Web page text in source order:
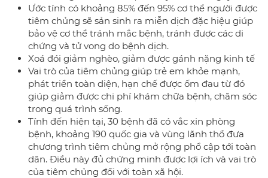
Ước tính có khoảng 85% đến 95% cơ thể người được
tiêm chủng sẽ sản sinh ra miễn dịch đặc hiệu giúp
bảo vệ cơ thể tránh mắc bệnh, tránh được các di
chứng và tử vong do bệnh dịch.
Xoá đói giảm nghèo, giảm được gánh nặng kinh tế
Vai trò của tiêm chủng giúp trẻ em khỏe mạnh,
phát triển toàn diện, hạn chế được ốm đau từ đó
giúp giảm được chi phí khám chữa bệnh, chăm sóc
trong quá trình sống.
Tính đến hiện tại, 30 bệnh đã có vắc xin phòng
bệnh, khoảng 190 quốc gia và vùng lãnh thổ đưa
chương trình tiêm chủng mở rộng phổ cập tới toàn
dân. Điều này đủ chứng minh được lợi ích và vai trò
của tiêm chủng đối với toàn xã hội.